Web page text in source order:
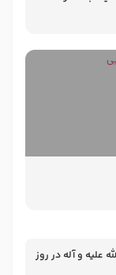
علیه و آله در روز